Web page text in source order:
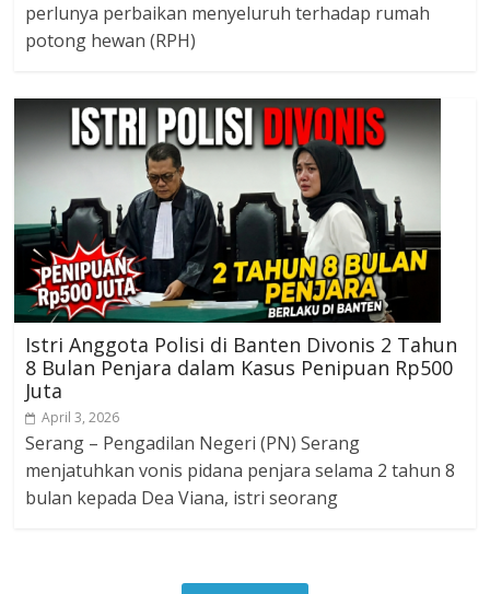
perlunya perbaikan menyeluruh terhadap rumah
potong hewan (RPH)
Istri Anggota Polisi di Banten Divonis 2 Tahun
8 Bulan Penjara dalam Kasus Penipuan Rp500
Juta
April 3, 2026
Serang – Pengadilan Negeri (PN) Serang
menjatuhkan vonis pidana penjara selama 2 tahun 8
bulan kepada Dea Viana, istri seorang